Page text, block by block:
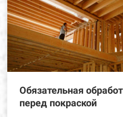
Обязательная
перед покраской